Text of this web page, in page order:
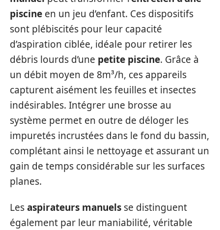
piscine en un jeu d’enfant. Ces dispositifs
sont plébiscités pour leur capacité
d’aspiration ciblée, idéale pour retirer les
débris lourds d’une petite piscine. Grâce à
un débit moyen de 8m³/h, ces appareils
capturent aisément les feuilles et insectes
indésirables. Intégrer une brosse au
système permet en outre de déloger les
impuretés incrustées dans le fond du bassin,
complétant ainsi le nettoyage et assurant un
gain de temps considérable sur les surfaces
planes.
Lesaspirateurs manuels se distinguent
également par leur maniabilité, véritable